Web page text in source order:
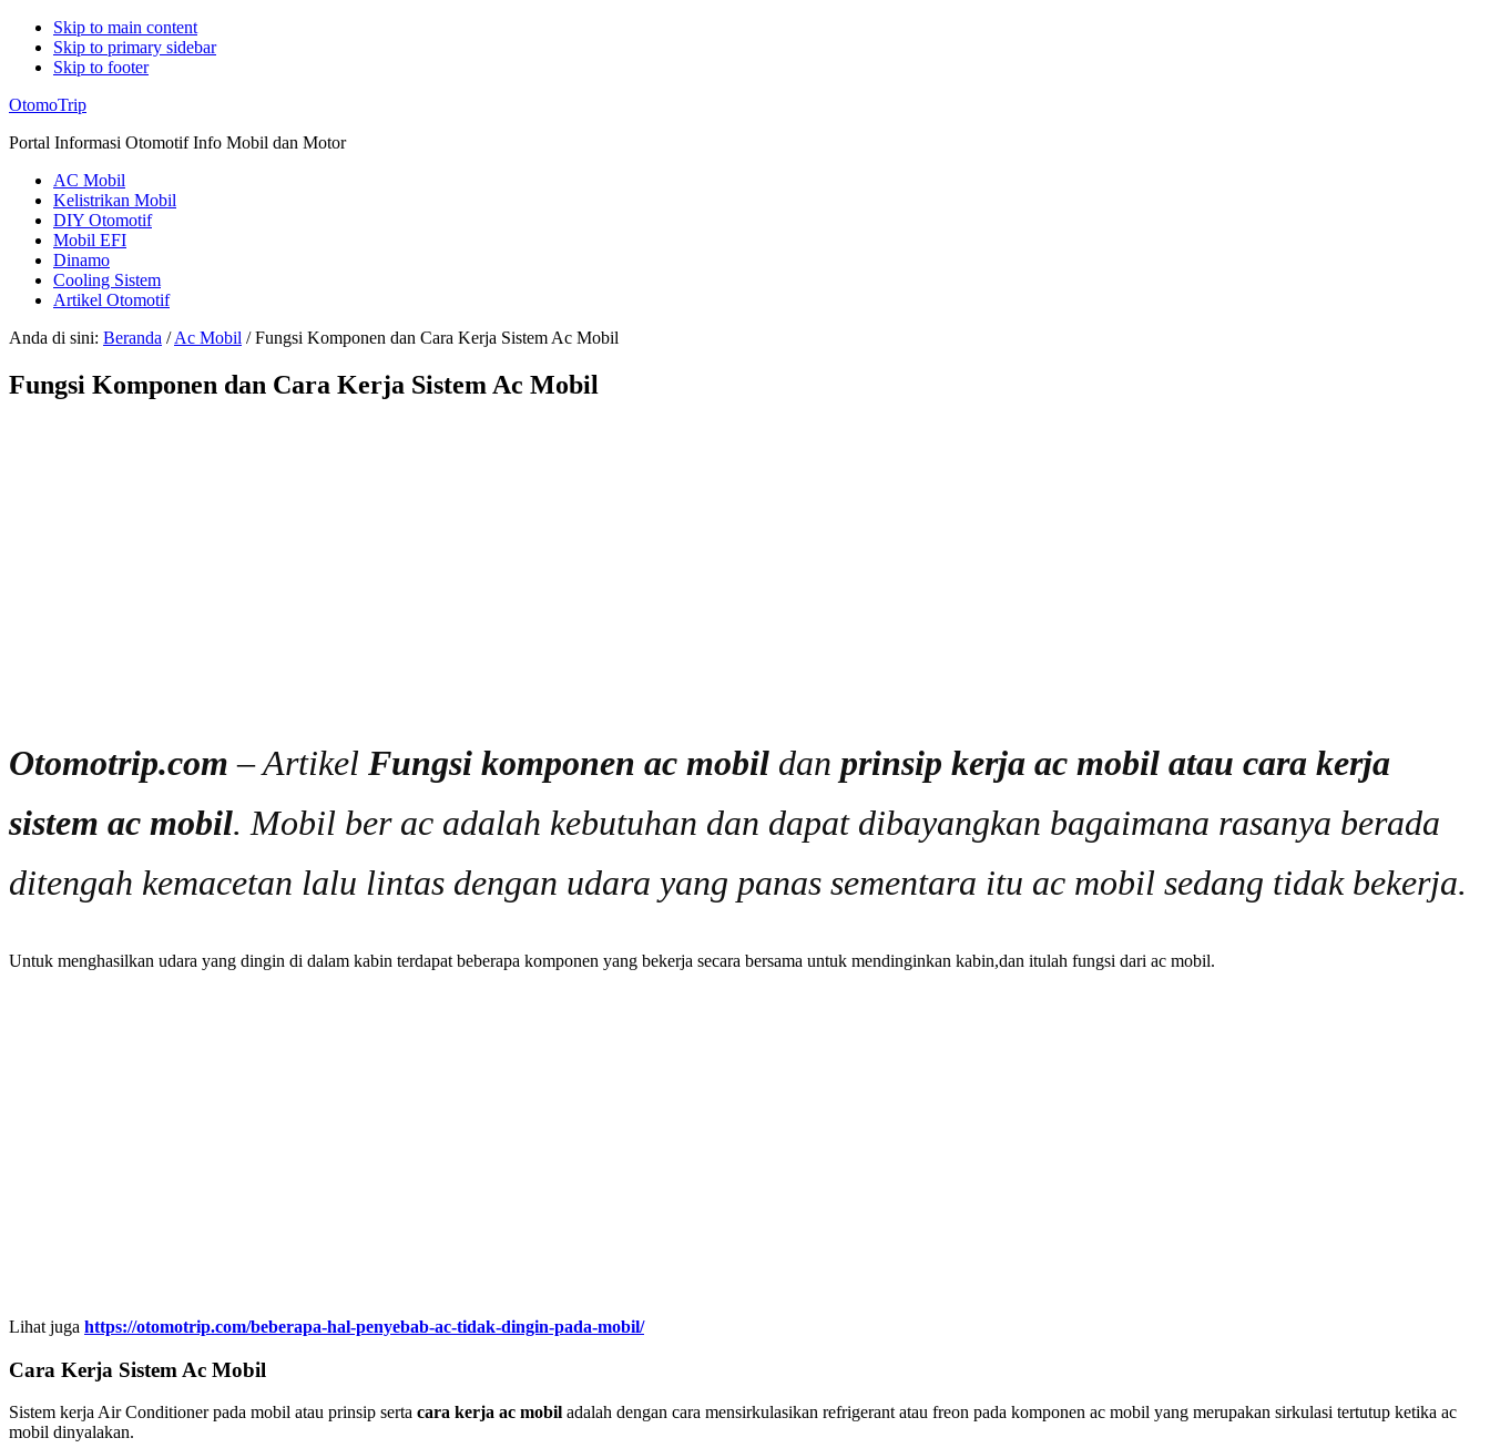
Skip to main content
Skip to primary sidebar
Skip to footer
Additional
menu
OtomoTrip
Portal Informasi Otomotif Info Mobil dan Motor
AC Mobil
Kelistrikan Mobil
DIY Otomotif
Mobil EFI
Dinamo
Cooling Sistem
Artikel Otomotif
Anda di sini: Beranda / Ac Mobil /Fungsi Komponen dan Cara Kerja Sistem Ac Mobil
Fungsi Komponen dan Cara Kerja Sistem Ac Mobil
Otomotrip.com – Artikel Fungsi komponen ac mobil dan prinsip kerja ac mobil atau cara kerja
sistem ac mobil. Mobil ber ac adalah kebutuhan dan dapat dibayangkan bagaimana rasanya berada
ditengah kemacetan lalu lintas dengan udara yang panas sementara itu ac mobil sedang tidak bekerja.
Untuk menghasilkan udara yang dingin di dalam kabin terdapat beberapa komponen yang bekerja secara bersama untuk mendinginkan kabin,dan itulah fungsi dari ac mobil.
Lihat juga https://otomotrip.com/beberapa-hal-penyebab-ac-tidak-dingin-pada-mobil/
Cara Kerja Sistem Ac Mobil
Sistem kerja Air Conditioner pada mobil atau prinsip serta cara kerja ac mobil adalah dengan cara mensirkulasikan refrigerant atau freon pada komponen ac mobil yang merupakan sirkulasi tertutup ketika ac
mobil dinyalakan.